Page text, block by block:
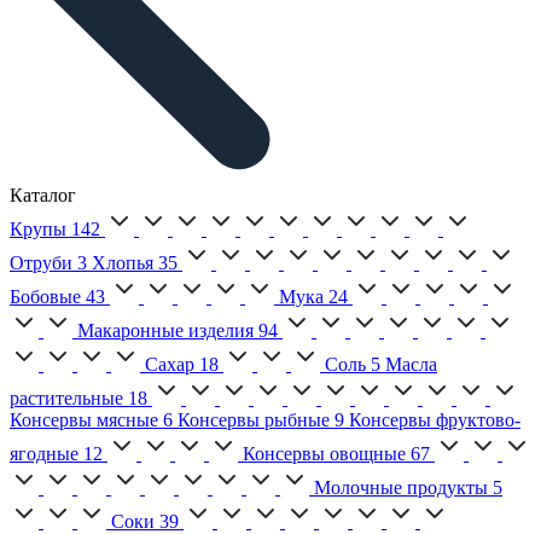
Каталог
Крупы 142
Отруби 3 Хлопья 35
Бобовые 43 Мука 24
Макаронные изделия 94
Сахар 18 Соль 5 Масла
растительные 18
Консервы мясные 6 Консервы рыбные 9 Консервы фруктово-
ягодные 12 Консервы овощные 67
Молочные продукты 5
Соки 39